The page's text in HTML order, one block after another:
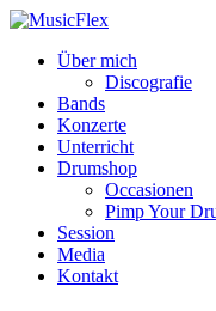
Über mich
Discografie
Bands
Konzerte
Unterricht
Drumshop
Occasionen
Pimp Your
Session
Media
Kontakt